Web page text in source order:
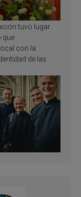
tuvo lugar
que
con la
de las